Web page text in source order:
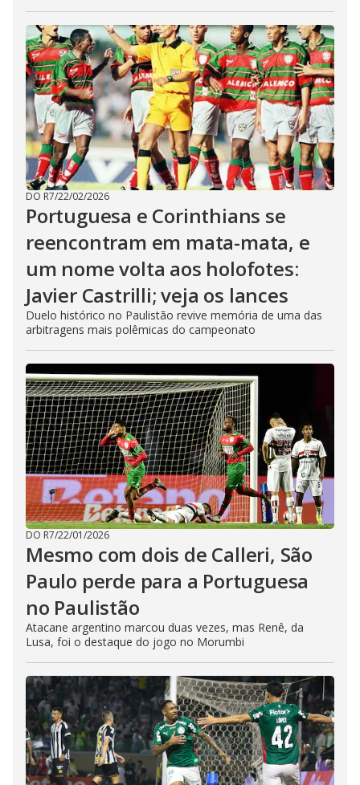
DO R7/22/02/2026
Portuguesa e Corinthians se
reencontram em mata-mata, e
um nome volta aos holofotes:
Javier Castrilli; veja os lances
Duelo histórico no Paulistão revive memória de uma das
arbitragens mais polêmicas do campeonato
DO R7/22/01/2026
Mesmo com dois de Calleri, São
Paulo perde para a Portuguesa
no Paulistão
Atacane argentino marcou duas vezes, mas Renê, da
Lusa, foi o destaque do jogo no Morumbi